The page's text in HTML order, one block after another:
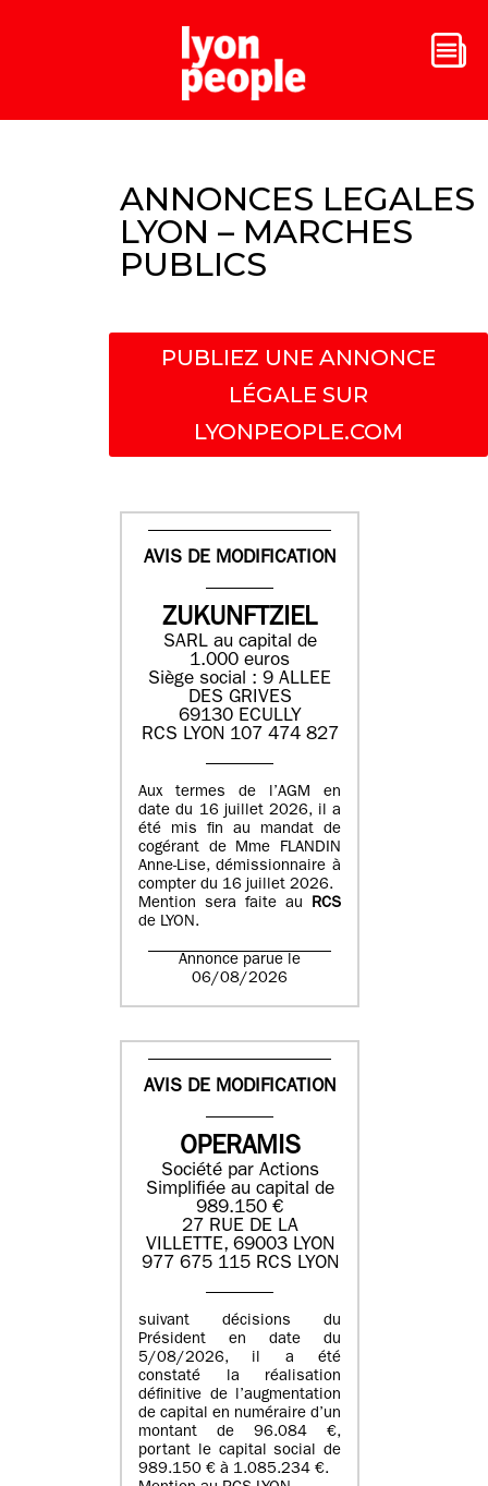
ANNONCES LEGALES
LYON – MARCHES
PUBLICS
PUBLIEZ UNE ANNONCE
LÉGALE SUR
LYONPEOPLE.COM
AVIS DE MODIFICATION
ZUKUNFTZIEL
SARL au capital de
1.000 euros
Siège social : 9 ALLEE
DES GRIVES
69130 ECULLY
RCS LYON 107 474 827
Aux termes de l’AGM en
date du 16 juillet 2026, il a
été mis fin au mandat de
cogérant de Mme FLANDIN
Anne-Lise, démissionnaire à
compter du 16 juillet 2026.
Mention sera faite au RCS
de LYON.
Annonce parue le
06/08/2026
AVIS DE MODIFICATION
OPERAMIS
Société par Actions
Simplifiée au capital de
989.150 €
27 RUE DE LA
VILLETTE, 69003 LYON
977 675 115 RCS LYON
suivant décisions du
Président en date du
5/08/2026, il a été
constaté la réalisation
définitive de l’augmentation
de capital en numéraire d’un
montant de 96.084 €,
portant le capital social de
989.150 € à 1.085.234 €.